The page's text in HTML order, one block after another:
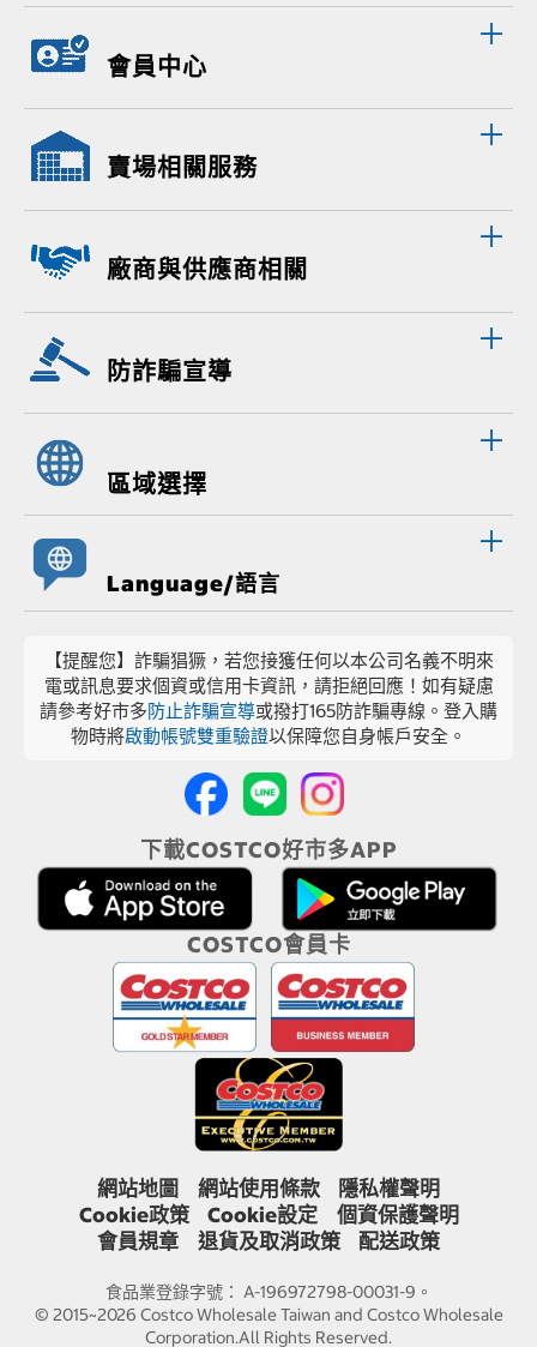
會員中心
賣場相關服務
廠商與供應商相關
防詐騙宣導
區域選擇
Language/語言
【提醒您】詐騙猖獗，若您接獲任何以本公司名義不明來
電或訊息要求個資或信用卡資訊，請拒絕回應！如有疑慮
請參考好市多防止詐騙宣導或撥打165防詐騙專線。登入購
物時將啟動帳號雙重驗證以保障您自身帳戶安全。
下載COSTCO好市多APP
COSTCO會員卡
網站地圖 網站使用條款
隱私權聲明
Cookie政策
Cookie設定
個資保護聲明
會員規章
退貨及取消政策 配送政策
食品業登錄字號： A-196972798-00031-9。
© 2015~2026 Costco Wholesale Taiwan and Costco Wholesale
Corporation.All Rights Reserved.